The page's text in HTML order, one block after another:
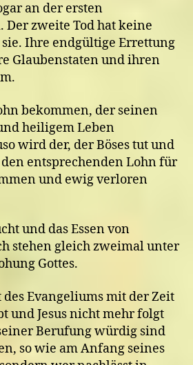
an der ersten
zweite Tod hat keine
Ihre endgültige Errettung
Glaubenstaten und ihren
bekommen, der seinen
heiligem Leben
wird der, der Böses tut und
entsprechenden Lohn für
und ewig verloren
und das Essen von
stehen gleich zweimal unter
Gottes.
des Evangeliums mit der Zeit
und Jesus nicht mehr folgt
Berufung würdig sind
so wie am Anfang seines